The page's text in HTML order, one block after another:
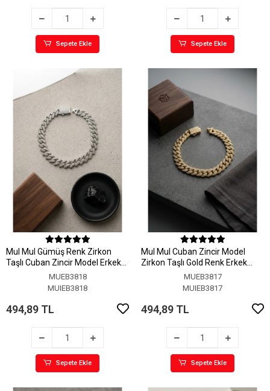
Sepete Ekle Sepete Ekle
MuI MuI Gümüş Renk Zirkon
Taşlı Cuban Zincir Model Erkek
MUEB3818
MUIEB3818
494,89 TL
Sepete Ekle
MuI MuI Cuban Zincir Model
Zirkon Taşlı Gold Renk Erkek
MUEB3817
MUIEB3817
494,89 TL
Sepete Ekle